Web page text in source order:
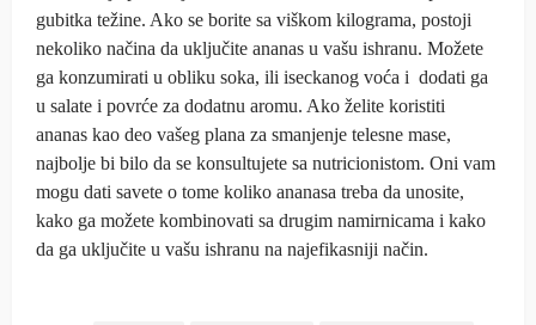
gubitka težine. Ako se borite sa viškom kilograma, postoji
nekoliko načina da uključite ananas u vašu ishranu. Možete
ga konzumirati u obliku soka, ili iseckanog voća i dodati ga
u salate i povrće za dodatnu aromu. Ako želite koristiti
ananas kao deo vašeg plana za smanjenje telesne mase,
najbolje bi bilo da se konsultujete sa nutricionistom. Oni vam
mogu dati savete o tome koliko ananasa treba da unosite,
kako ga možete kombinovati sa drugim namirnicama i kako
da ga uključite u vašu ishranu na najefikasniji način.